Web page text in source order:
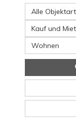
Alle
Kauf und
Wohnen